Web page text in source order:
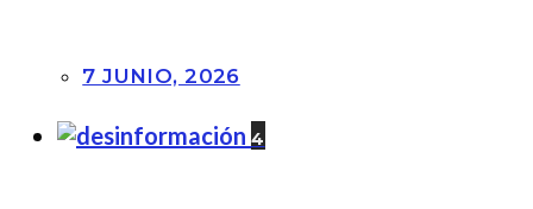
7 JUNIO, 2026
4